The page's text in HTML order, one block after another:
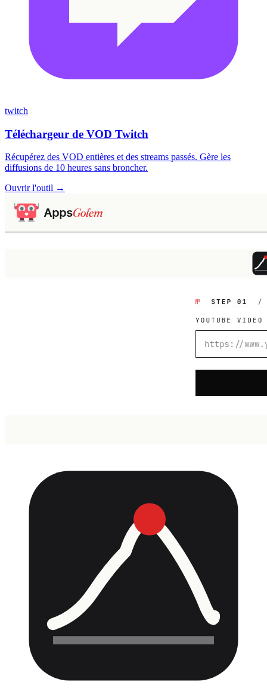
twitch
Téléchargeur de VOD Twitch
Récupérez des VOD entières et des streams passés. Gère les
diffusions de 10 heures sans broncher.
Ouvrir l'outil →